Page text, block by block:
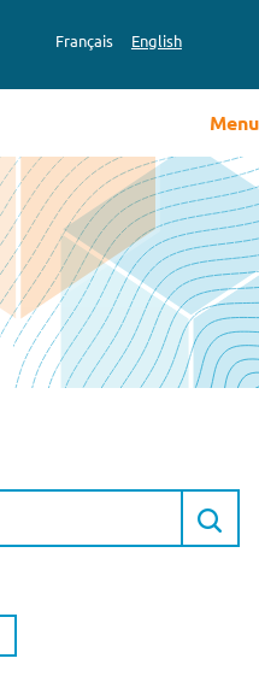
Français English
Menu